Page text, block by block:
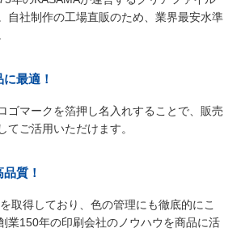
自社制作の工場直販のため、業界最安水準
最適！
ゴマークを箔押し名入れすることで、販売
てご活用いただけます。
質！
取得しており、色の管理にも徹底的にこ
業150年の印刷会社のノウハウを商品に活